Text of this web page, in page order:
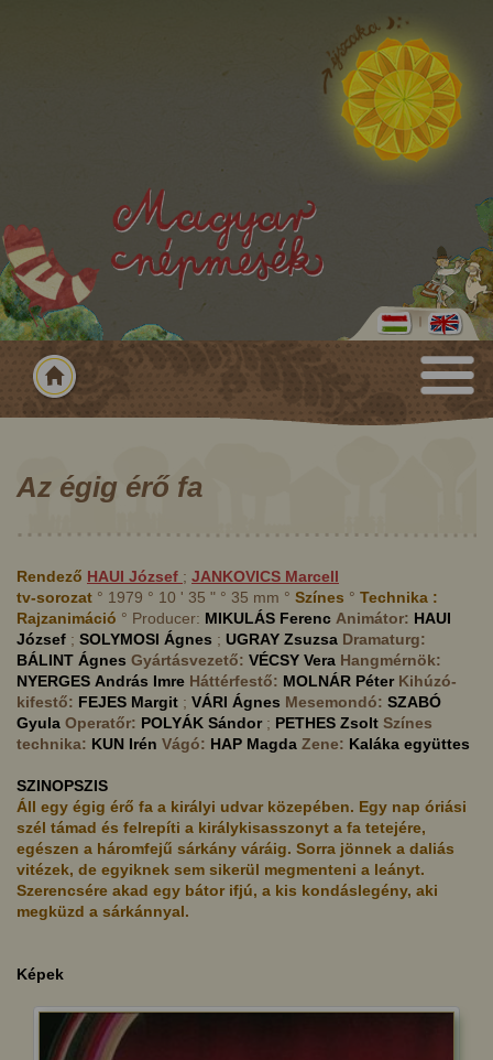
Az égig érő fa
Rendező HAUI József ; JANKOVICS Marcell
tv-sorozat ° 1979 ° 10 ' 35 " ° 35 mm ° Színes ° Technika :
Rajzanimáció ° Producer: MIKULÁS Ferenc Animátor: HAUI
József ; SOLYMOSI Ágnes ; UGRAY Zsuzsa Dramaturg:
BÁLINT Ágnes Gyártásvezető: VÉCSY Vera Hangmérnök:
NYERGES András Imre Háttérfestő: MOLNÁR Péter Kihúzó-
kifestő: FEJES Margit ; VÁRI Ágnes Mesemondó: SZABÓ
Gyula Operatőr: POLYÁK Sándor; PETHES Zsolt Színes
technika: KUN Irén Vágó: HAP Magda Zene: Kaláka együttes
SZINOPSZIS
Áll egy égig érő fa a királyi udvar közepében. Egy nap óriási
szél támad és felrepíti a királykisasszonyt a fa tetejére,
egészen a háromfejű sárkány váráig. Sorra jönnek a daliás
vitézek, de egyiknek sem sikerül megmenteni a leányt.
Szerencsére akad egy bátor ifjú, a kis kondáslegény, aki
megküzd a sárkánnyal.
Képek